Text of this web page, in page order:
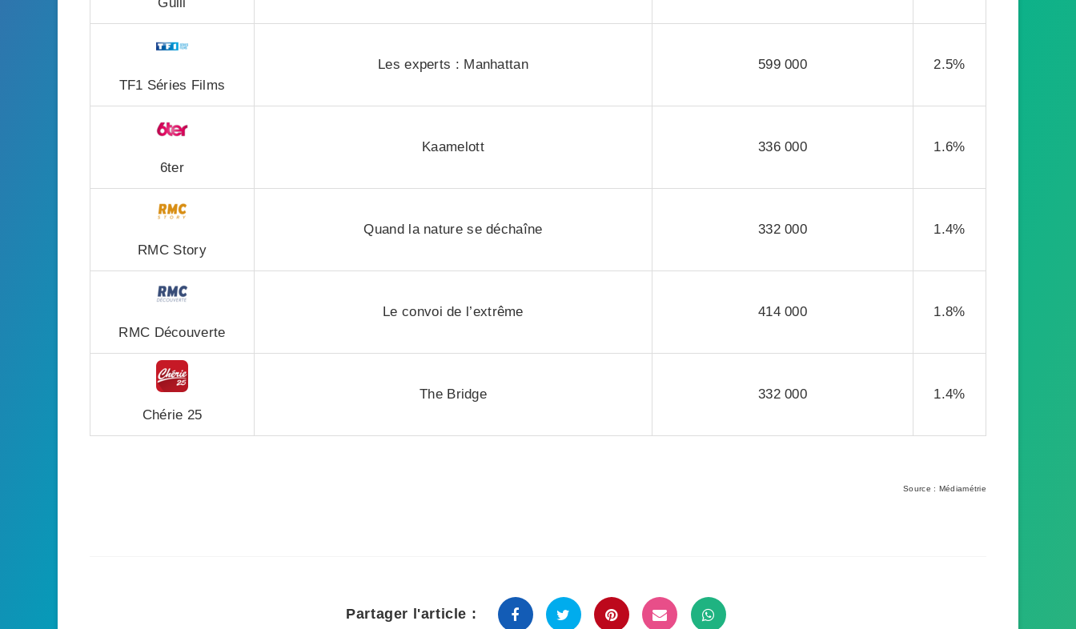
TF1 Séries Films
Les experts : Manhattan 599 000 2.5%
6ter
Kaamelott 336 000 1.6%
RMC Story
Quand la nature se déchaîne 332 000 1.4%
RMC Découverte
Le convoi de l’extrême 414 000 1.8%
Chérie 25
The Bridge 332 000 1.4%
Source : Médiamétrie
Partager l'article :